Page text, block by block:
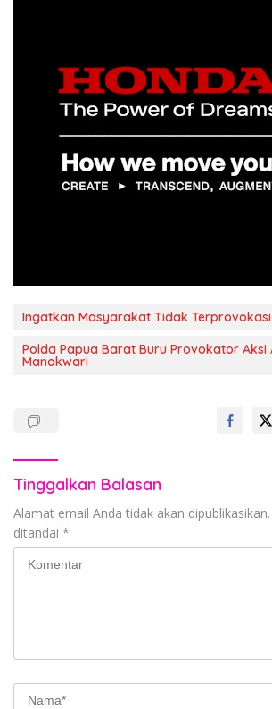
Ingatkan Masyarakat Tidak Terprovokasi
Polda Papua Barat Buru Provokator Aksi
Manokwari
Tinggalkan Balasan
Alamat email Anda tidak akan dipublikasikan.
ditandai *